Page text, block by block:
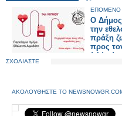
όλους.
ΕΠΟΜΕΝΟ
Ο Δήμος
την
πράξη
προς
(video).
ΣΧΟΛΙΑΣΤΕ
ΑΚΟΛΟΥΘΗΣΤΕ ΤΟ